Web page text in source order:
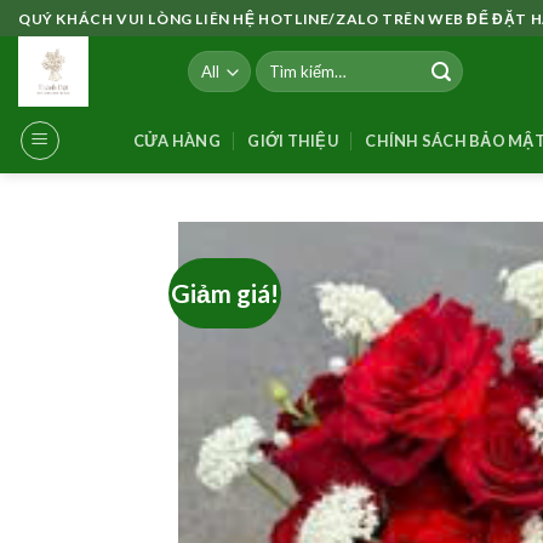
Skip
to
content
QUÝ KHÁCH VUI LÒNG LIÊN HỆ HOTLINE/ZALO TRÊN WEB ĐỂ ĐẶT
Tìm
kiếm:
CỬA HÀNG GIỚI THIỆU CHÍNH SÁCH BẢO MẬT
Giảm giá!